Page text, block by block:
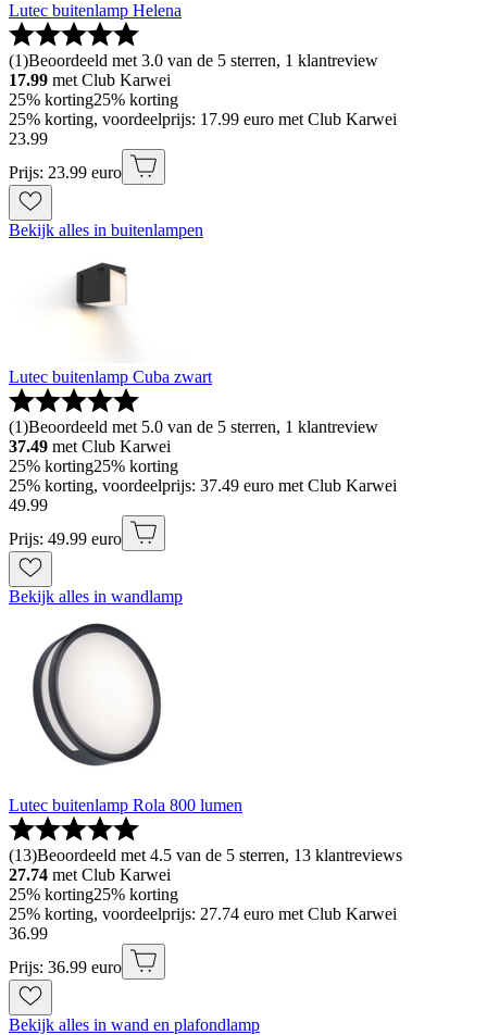
Lutec buitenlamp Helena
(1)Beoordeeld met 3.0 van de 5 sterren, 1 klantreview
17.99 met Club Karwei
25% korting25% korting
25% korting, voordeelprijs: 17.99 euro met Club Karwei
23.99
Prijs: 23.99 euro
Bekijk alles in buitenlampen
Lutec buitenlamp Cuba zwart
(1)Beoordeeld met 5.0 van de 5 sterren, 1 klantreview
37.49 met Club Karwei
25% korting25% korting
25% korting, voordeelprijs: 37.49 euro met Club Karwei
49.99
Prijs: 49.99 euro
Bekijk alles in wandlamp
Lutec buitenlamp Rola 800 lumen
(13)Beoordeeld met 4.5 van de 5 sterren, 13 klantreviews
27.74 met Club Karwei
25% korting25% korting
25% korting, voordeelprijs: 27.74 euro met Club Karwei
36.99
Prijs: 36.99 euro
Bekijk alles in wand en plafondlamp